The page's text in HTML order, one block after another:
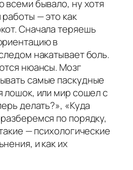
всеми бывало, ну хотя
— это как
Сначала теряешь
в
накатывает боль.
нюансы. Мозг
самые паскудные
лошок, или мир сошел с
делать?», «Куда
по порядку,
— психологические
и как их